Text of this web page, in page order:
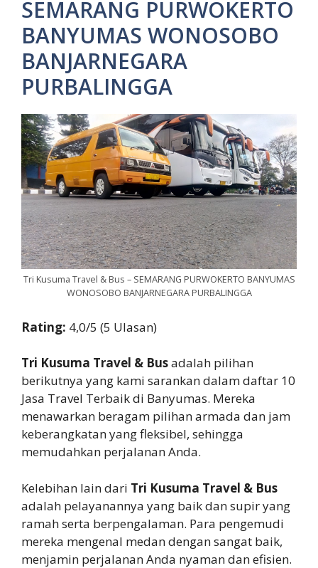
SEMARANG PURWOKERTO
BANYUMAS WONOSOBO
BANJARNEGARA
PURBALINGGA
Tri Kusuma Travel & Bus – SEMARANG PURWOKERTO BANYUMAS
WONOSOBO BANJARNEGARA PURBALINGGA
Rating: 4,0/5 (5 Ulasan)
Tri Kusuma Travel & Busadalah pilihan
berikutnya yang kami sarankan dalam daftar 10
Jasa Travel Terbaik di Banyumas. Mereka
menawarkan beragam pilihan armada dan jam
keberangkatan yang fleksibel, sehingga
memudahkan perjalanan Anda.
Kelebihan lain dari Tri Kusuma Travel & Bus
adalah pelayanannya yang baik dan supir yang
ramah serta berpengalaman. Para pengemudi
mereka mengenal medan dengan sangat baik,
menjamin perjalanan Anda nyaman dan efisien.